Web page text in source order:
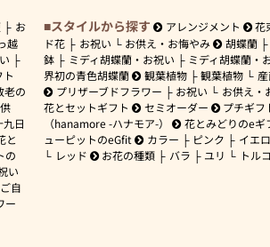
お
越
老の
九日
と
の
い
ご自
ー
スタイルから探す アレンジメント 花
ド花
お祝い お供え・お悔やみ 胡蝶蘭
鉢
ミディ胡蝶蘭・お祝い ミディ胡蝶蘭・
界初の青色胡蝶蘭
観葉植物 観葉植物
プリザーブドフラワー
お祝い
お供え・
花とセットギフト
セミオーダー
プチギフ
（hanamore -ハナモア-）
花とみどりのeギ
ューピットのeGfit
カラー ピンク
イエ
レッド
お花の種類 バラ ユリ トル